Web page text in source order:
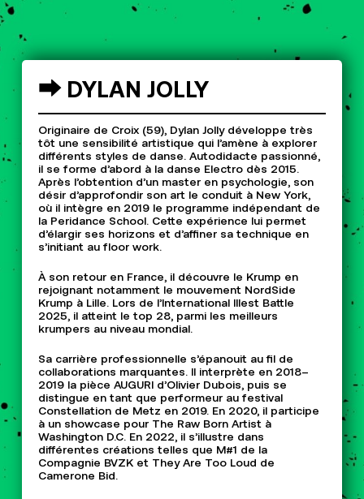
⮕ DYLAN JOLLY
Originaire de Croix (59), Dylan Jolly développe très
tôt une sensibilité artistique qui l’amène à explorer
différents styles de danse. Autodidacte passionné,
il se forme d’abord à la danse Electro dès 2015.
Après l’obtention d’un master en psychologie, son
désir d’approfondir son art le conduit à New York,
où il intègre en 2019 le programme indépendant de
la Peridance School. Cette expérience lui permet
d’élargir ses horizons et d’affiner sa technique en
s’initiant au floor work.
À son retour en France, il découvre le Krump en
rejoignant notamment le mouvement NordSide
Krump à Lille. Lors de l’International Illest Battle
2025, il atteint le top 28, parmi les meilleurs
krumpers au niveau mondial.
Sa carrière professionnelle s’épanouit au fil de
collaborations marquantes. Il interprète en 2018–
2019 la pièce AUGURI d’Olivier Dubois, puis se
distingue en tant que performeur au festival
Constellation de Metz en 2019. En 2020, il participe
à un showcase pour The Raw Born Artist à
Washington D.C. En 2022, il s’illustre dans
différentes créations telles que M#1 de la
Compagnie BVZK et They Are Too Loud de
Camerone Bid.